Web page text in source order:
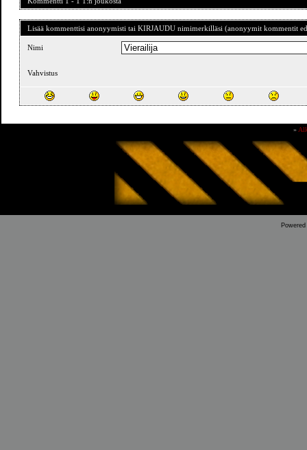
Lisää kommenttisi anonyymisti tai KIRJAUDU nimimerkilläsi (anonyymit kommentit
Nimi
Vahvistus
»